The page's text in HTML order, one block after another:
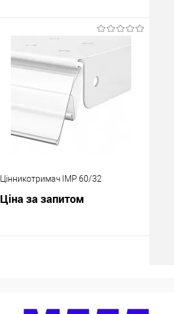
Запросити ціну
Купити в 1 клік
порівняння
В наявності
Цінникотримач IMP 60/32
Ціна за запитом